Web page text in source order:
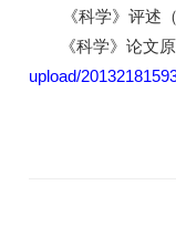
《科学》评述
《科学》论文原
upload/